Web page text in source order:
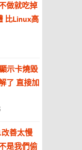
做就吃掉
比Linux高
示卡燒毀
了 直接加
善太慢
是我們偷